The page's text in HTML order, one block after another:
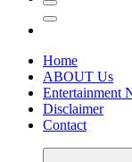
Home
ABOUT Us
Entertainment
Disclaimer
Contact